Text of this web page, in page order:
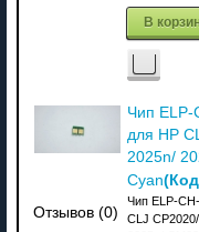
В
Отзывов (0)
Чип ELP-
для HP
2025n/
Cyan
Чип ELP-
CLJ